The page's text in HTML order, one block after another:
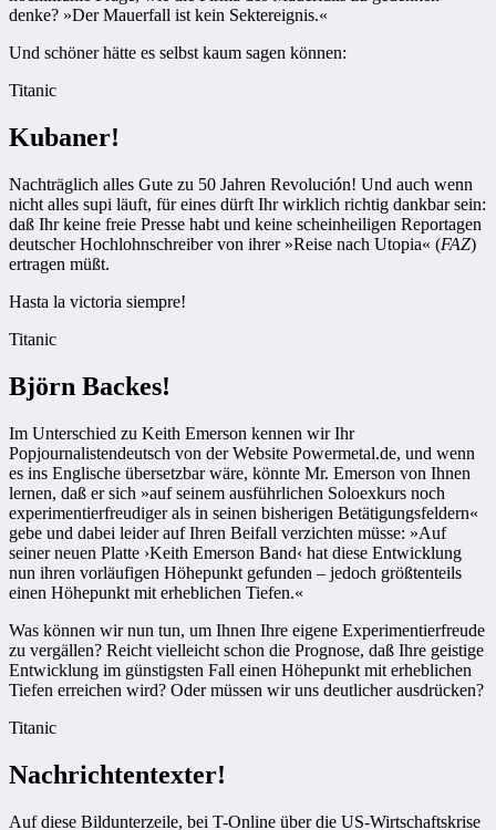
denke? »Der Mauerfall ist kein Sektereignis.«
Und schöner hätte es selbst kaum sagen können:
Titanic
Kubaner!
Nachträglich alles Gute zu 50 Jahren Revolución! Und auch wenn
nicht alles supi läuft, für eines dürft Ihr wirklich richtig dankbar sein:
daß Ihr keine freie Presse habt und keine scheinheiligen Reportagen
deutscher Hochlohnschreiber von ihrer »Reise nach Utopia« (FAZ)
ertragen müßt.
Hasta la victoria siempre!
Titanic
Björn Backes!
Im Unterschied zu Keith Emerson kennen wir Ihr
Popjournalistendeutsch von der Website Powermetal.de, und wenn
es ins Englische übersetzbar wäre, könnte Mr. Emerson von Ihnen
lernen, daß er sich »auf seinem ausführlichen Soloexkurs noch
experimentierfreudiger als in seinen bisherigen Betätigungsfeldern«
gebe und dabei leider auf Ihren Beifall verzichten müsse: »Auf
seiner neuen Platte ›Keith Emerson Band‹ hat diese Entwicklung
nun ihren vorläufigen Höhepunkt gefunden – jedoch größtenteils
einen Höhepunkt mit erheblichen Tiefen.«
Was können wir nun tun, um Ihnen Ihre eigene Experimentierfreude
zu vergällen? Reicht vielleicht schon die Prognose, daß Ihre geistige
Entwicklung im günstigsten Fall einen Höhepunkt mit erheblichen
Tiefen erreichen wird? Oder müssen wir uns deutlicher ausdrücken?
Titanic
Nachrichtentexter!
Auf diese Bildunterzeile, bei T-Online über die US-Wirtschaftskrise